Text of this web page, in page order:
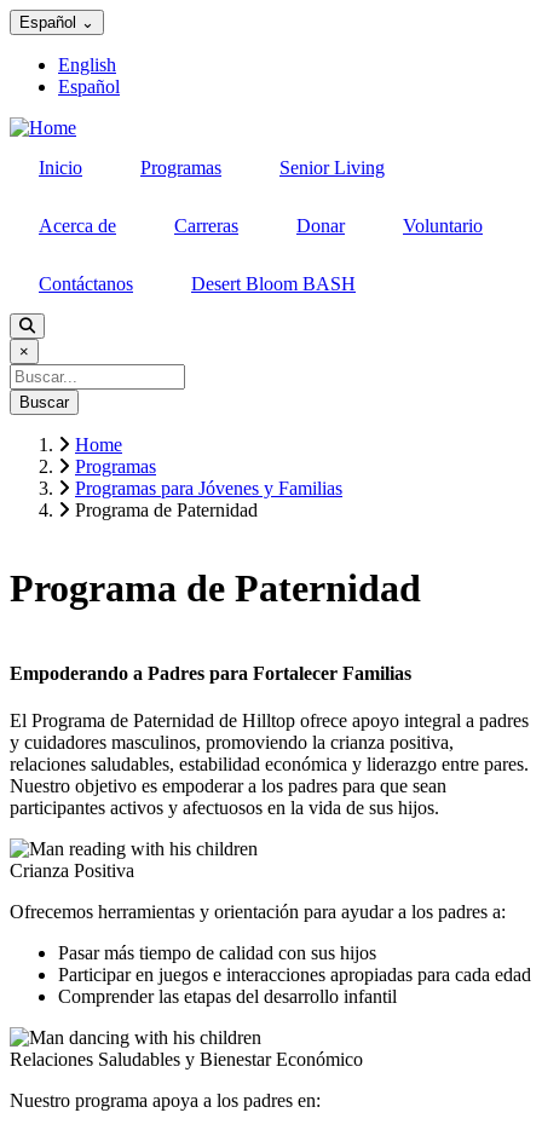
Skip
to
main
content
Español ⌄
English
Español
Inicio Programas Senior Living
Acerca de Carreras Donar Voluntario
Contáctanos Desert Bloom BASH
×
Buscar
Breadcrumb
Home
Programas
Programas para Jóvenes y Familias
Programa de Paternidad
Programa de Paternidad
Empoderando a Padres para Fortalecer Familias
El Programa de Paternidad de Hilltop ofrece apoyo integral a padres
y cuidadores masculinos, promoviendo la crianza positiva,
relaciones saludables, estabilidad económica y liderazgo entre pares.
Nuestro objetivo es empoderar a los padres para que sean
participantes activos y afectuosos en la vida de sus hijos.
Crianza Positiva
Ofrecemos herramientas y orientación para ayudar a los padres a:
Pasar más tiempo de calidad con sus hijos
Participar en juegos e interacciones apropiadas para cada edad
Comprender las etapas del desarrollo infantil
Relaciones Saludables y Bienestar Económico
Nuestro programa apoya a los padres en: